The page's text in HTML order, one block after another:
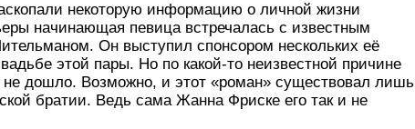
некоторую информацию о личной жизни
начинающая певица встречалась с известным
Он выступил спонсором нескольких её
этой пары. Но по какой-то неизвестной причине
не дошло. Возможно, и этот «роман» существовал лишь
братии. Ведь сама Жанна Фриске его так и не